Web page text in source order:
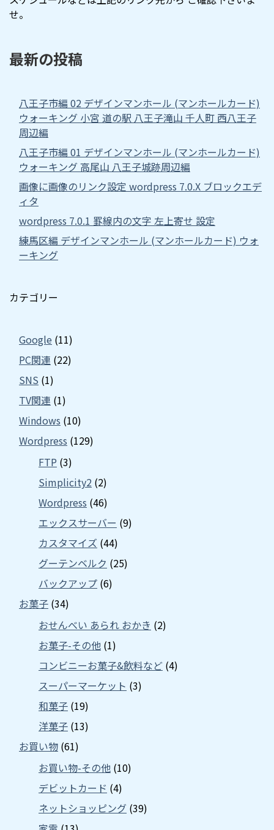
せ。
最新の投稿
八王子市編 02 デザインマンホール (マンホールカード)
ウォーキング 小宮 道の駅 八王子滝山 千人町 西八王子
周辺編
八王子市編 01 デザインマンホール (マンホールカード)
ウォーキング 高尾山 八王子城跡周辺編
画像に画像のリンク設定 wordpress 7.0.X ブロックエデ
ィタ
wordpress 7.0.1 罫線内の文字 左上寄せ 設定
練馬区編 デザインマンホール (マンホールカード) ウォ
ーキング
カテゴリー
Google (11)
PC関連 (22)
SNS (1)
TV関連 (1)
Windows (10)
Wordpress (129)
FTP (3)
Simplicity2 (2)
Wordpress (46)
エックスサーバー (9)
カスタマイズ (44)
グーテンベルク (25)
バックアップ (6)
お菓子 (34)
おせんべい あられ おかき (2)
お菓子-その他 (1)
コンビニーお菓子&飲料など (4)
スーパーマーケット (3)
和菓子 (19)
洋菓子 (13)
お買い物 (61)
お買い物-その他 (10)
デビットカード (4)
ネットショッピング (39)